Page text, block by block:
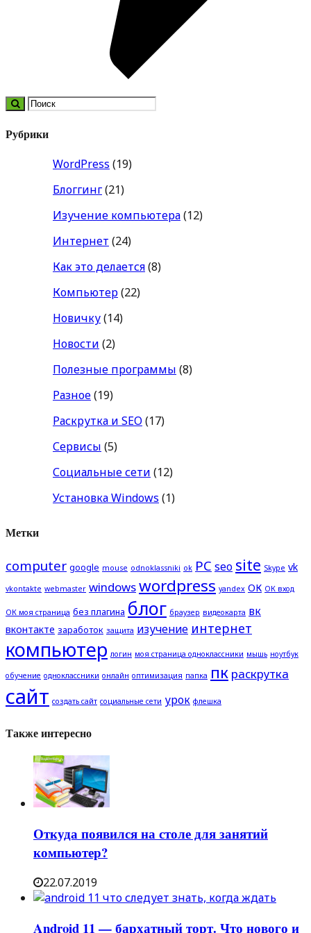
Рубрики
WordPress (19)
Блоггинг(21)
Изучение компьютера(12)
Интернет (24)
Как это делается(8)
Компьютер(22)
Новичку(14)
Новости (2)
Полезные программы (8)
Разное(19)
Раскрутка и SEO (17)
Сервисы (5)
Социальные сети (12)
Установка Windows (1)
Метки
computer google mouse odnoklassniki ok PC seo site Skype vk
vkontakte webmaster windowswordpress yandex ОК ОК вход
ОК моя страница без плагина блог браузер видеокарта вк
вконтакте заработок защита изучение интернет
компьютер логин моя страница одноклассники мышь ноутбук
обучение одноклассники онлайн оптимизация папка пк раскрутка
сайт создать сайт социальные сети урок флешка
Также интересно
Откуда появился на столе для занятий
компьютер?
22.07.2019
Android 11 — бархатный торт. Что нового и